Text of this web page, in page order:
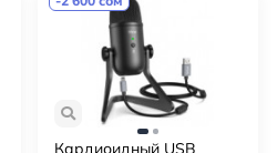
Кардиоидный USB